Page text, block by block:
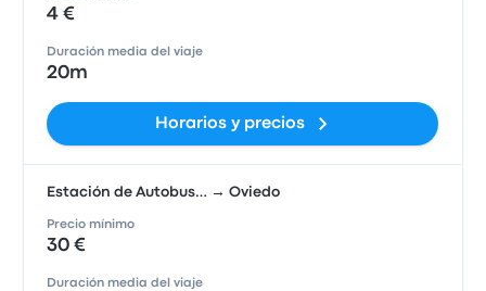
4 €
Duración media del viaje
20m
Horarios y precios
Estación de Autobus… → Oviedo
Precio mínimo
30 €
Duración media del viaje